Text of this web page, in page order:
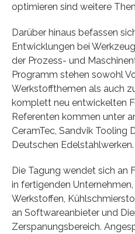
optimieren sind weitere
Darüber hinaus befassen
Entwicklungen bei
der Prozess- und
Programm stehen sowohl
Werkstoffthemen als auch
komplett neu entwickelten
Referenten kommen unter
CeramTec, Sandvik Tooling
Deutschen Edelstahlwerken.
Die Tagung wendet sich an
in fertigenden
Werkstoffen,
an Softwareanbieter und
Zerspanungsbereich.